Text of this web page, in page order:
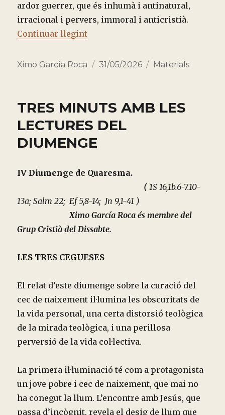
ardor guerrer, que és inhumà i antinatural,
irracional i pervers, immoral i anticristià.
Continuar llegint“INFÀMIA PER AL SEGLE XXI”
Autor
Ximo García Roca
Publicado
31/05/2026 Categorías
Materials
TRES MINUTS AMB LES
LECTURES DEL
DIUMENGE
IV Diumenge de Quaresma.
( 1S 16,1b.6-7.10-
13a; Salm 22; Ef 5,8-14; Jn 9,1-41 )
Ximo García Roca és membre del
Grup Cristià del Dissabte.
LES TRES CEGUESES
El relat d’este diumenge sobre la curació del
cec de naixement il·lumina les obscuritats de
la vida personal, una certa distorsió teològica
de la mirada teològica, i una perillosa
perversió de la vida col·lectiva.
La primera il·luminació té com a protagonista
un jove pobre i cec de naixement, que mai no
ha conegut la llum. L’encontre amb Jesús, que
passa d’incògnit, revela el desig de llum que